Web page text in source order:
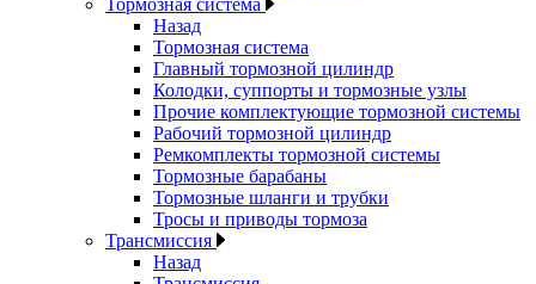
Тормозная система
Назад
Тормозная система
Главный тормозной цилиндр
Колодки, суппорты и тормозные узлы
Прочие комплектующие тормозной системы
Рабочий тормозной цилиндр
Ремкомплекты тормозной системы
Тормозные барабаны
Тормозные шланги и трубки
Тросы и приводы тормоза
Трансмиссия
Назад